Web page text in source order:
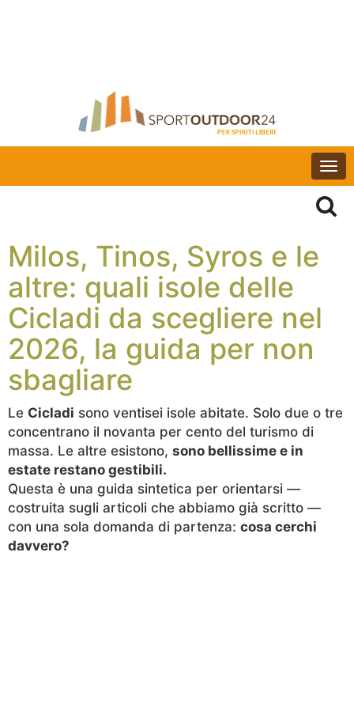
Milos, Tinos, Syros e le
altre: quali isole delle
Cicladi da scegliere nel
2026, la guida per non
sbagliare
Le Cicladi sono ventisei isole abitate. Solo due o tre
concentrano il novanta per cento del turismo di
massa. Le altre esistono, sono bellissime e in
estate restano gestibili.
Questa è una guida sintetica per orientarsi —
costruita sugli articoli che abbiamo già scritto —
con una sola domanda di partenza: cosa cerchi
davvero?